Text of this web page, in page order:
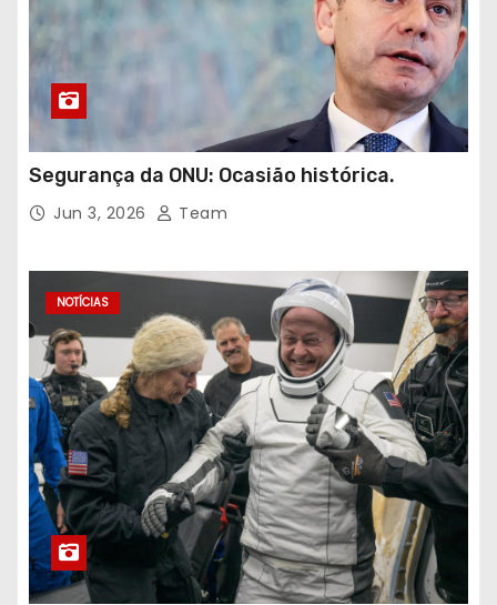
Segurança da ONU: Ocasião histórica.
Jun 3, 2026 Team
NOTÍCIAS